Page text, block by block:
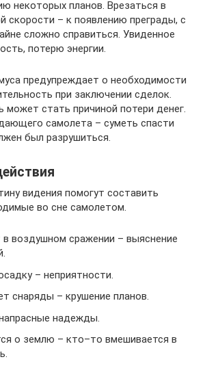
некоторых планов. Врезаться в
скорости – к появлению преграды, с
сложно справиться. Увиденное
потерю энергии.
предупреждает о необходимости
при заключении сделок.
может стать причиной потери денег.
самолета – суметь спасти
был разрушиться.
видения помогут составить
во сне самолетом.
в воздушном сражении – выяснение
– неприятности.
снаряды – крушение планов.
надежды.
о землю – кто–то вмешивается в